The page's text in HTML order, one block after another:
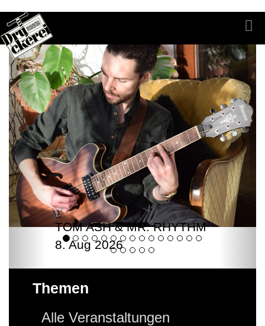
TOM ASH & MR. RHYTHM
8. Aug 2026
Themen
Alle Veranstaltungen